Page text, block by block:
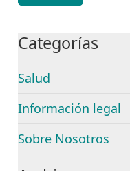
Categorías
Salud
Información legal
Sobre Nosotros